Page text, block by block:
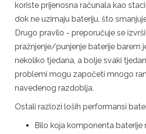
koriste prijenosna računala kao
dok ne uzimaju bateriju, što
Drugo pravilo - preporučuje se
pražnjenje/punjenje baterije barem
nekoliko tjedana, a bolje svaki
problemi mogu započeti mnogo
navedenog razdoblja.
Ostali razlozi loših performansi
Bilo koja komponenta baterije